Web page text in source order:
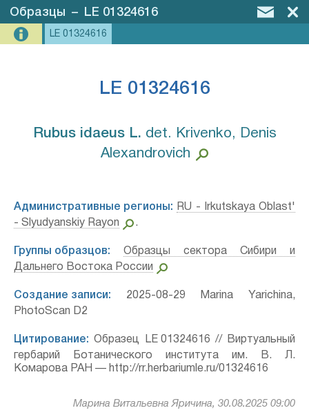
Образцы – LE 01324616
LE 01324616
LE 01324616
Rubus idaeus L.⁣ det. Krivenko, Denis
Alexandrovich
Административные регионы:
RU - Irkutskaya Oblast'
- Slyudyanskiy Rayon
.
Группы образцов:
Образцы сектора Сибири и
Дальнего Востока России
Создание записи: 2025-08-29 Marina Yarichina,
PhotoScan D2
Цитирование: Образец LE 01324616 // Виртуальный
гербарий Ботанического института им. В. Л.
Комарова РАН — http://rr.herbariumle.ru/01324616
Марина Витальевна Яричина, 30.08.2025 09:00